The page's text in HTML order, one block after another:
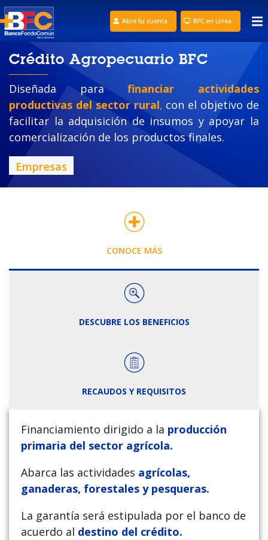
Abre tu cuenta BFC en Línea
Crédito Agropecuario BFC
Diseñada parafinanciar actividades
productivas del sector rural, con el objetivo de
facilitar la adquisición de insumos y apoyar la
comercialización de los productos finales.
Empresas
CONOCE MÁS
DESCUBRE LOS BENEFICIOS
RECAUDOS Y REQUISITOS
Financiamiento dirigido a la producción
primaria del sector agrícola.
Abarca las actividades agrícolas,
ganaderas, forestales y pesqueras.
La garantía será estipulada por el banco de
acuerdo al destino del crédito.